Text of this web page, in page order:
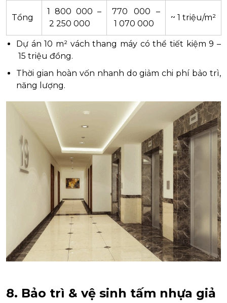
Tổng
1 800 000 –
2 250 000
770 000 –
1 070 000
~ 1 triệu/m²
Dự án 10 m² vách thang máy có thể tiết kiệm 9 –
15 triệu đồng.
Thời gian hoàn vốn nhanh do giảm chi phí bảo trì,
năng lượng.
8. Bảo trì & vệ sinh tấm nhựa giả